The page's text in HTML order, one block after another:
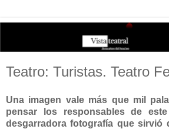
Teatro: Turistas. Teatro
Una imagen vale más que mil
pensar los responsables de
desgarradora fotografía que sirvió